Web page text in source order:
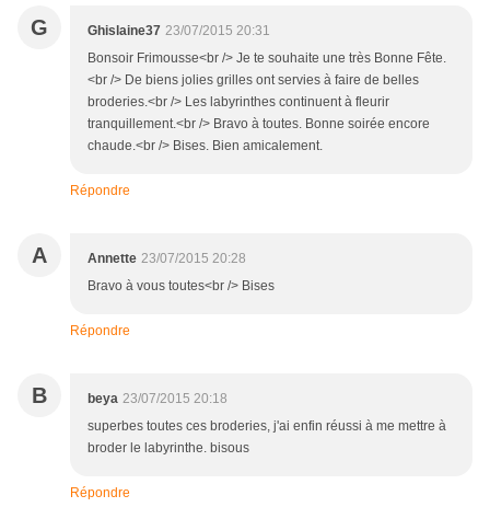
G Ghislaine37 23/07/2015 20:31
Bonsoir Frimousse<br /> Je te souhaite une très Bonne Fête.
<br /> De biens jolies grilles ont servies à faire de belles
broderies.<br /> Les labyrinthes continuent à fleurir
tranquillement.<br /> Bravo à toutes. Bonne soirée encore
chaude.<br /> Bises. Bien amicalement.
Répondre
A Annette 23/07/2015 20:28
Bravo à vous toutes<br /> Bises
Répondre
B beya 23/07/2015 20:18
superbes toutes ces broderies, j'ai enfin réussi à me mettre à
broder le labyrinthe. bisous
Répondre